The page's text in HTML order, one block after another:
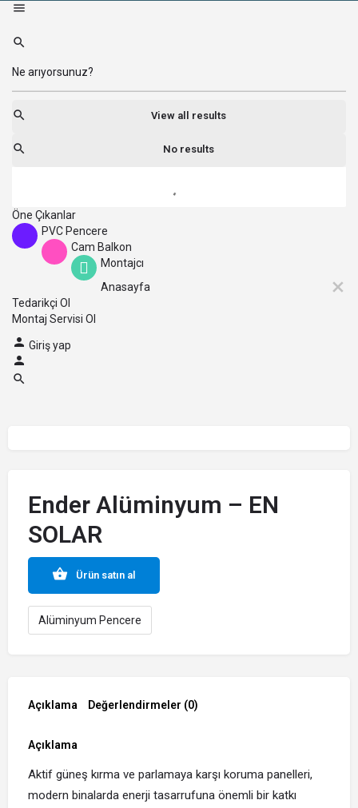
View all results
No results
Öne Çıkanlar
PVC Pencere
Cam Balkon
Montajcı
Anasayfa
Tedarikçi Ol
Montaj Servisi Ol
Giriş yap
Ender Alüminyum – EN
SOLAR
Ürün satın al
Alüminyum Pencere
Açıklama Değerlendirmeler (0)
Açıklama
Aktif güneş kırma ve parlamaya karşı koruma panelleri,
modern binalarda enerji tasarrufuna önemli bir katkı